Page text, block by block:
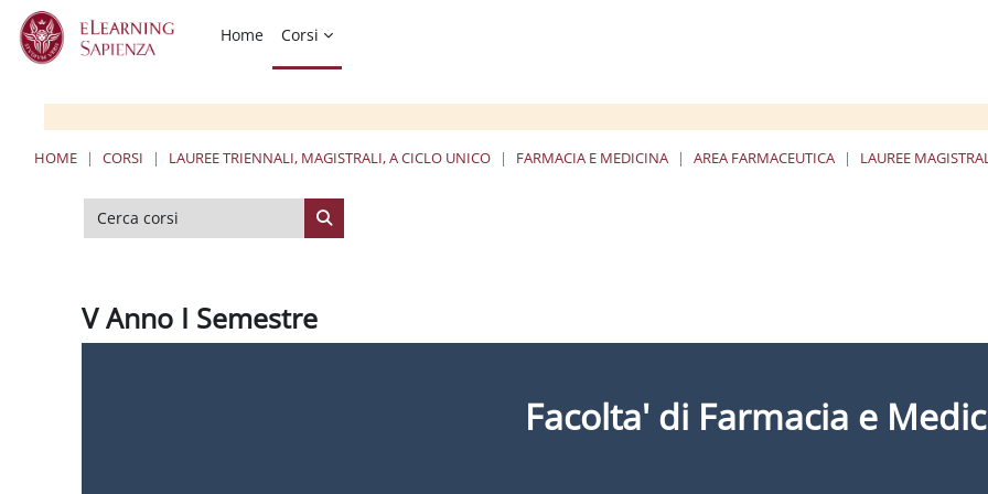
Vai al contenuto principale
Home
Corsi
HOME CORSI LAUREE TRIENNALI, MAGISTRALI, A CICLO UNICO FARMACIA E MEDICINA AREA FARMACEUTICA LAUREE
Cerca corsi
Cerca corsi
V Anno I Semestre
Facolta' di Farmacia e